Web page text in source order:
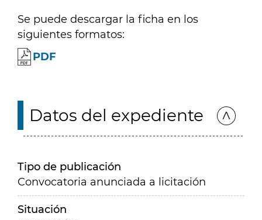
Se puede descargar la ficha en los
siguientes formatos:
PDF
Datos del expediente
Tipo de publicación
Convocatoria anunciada a licitación
Situación